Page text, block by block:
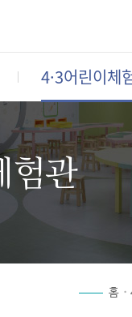
4·3어린이체
험관
홈